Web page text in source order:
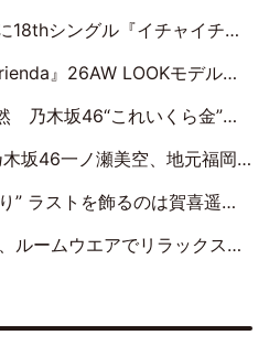
の発売決定！ フォーメーションは『日向坂で会いましょう』にて発表
』26AW LOOKモデルに就任
いくら金”延長中は今回もわちゃわちゃ全開
地元福岡『めんべい25周年トップサポーター』に就任
年ぶりの登場に「5年分大人になった私を見ていただけたら」
「今回のグラビアを見て成長を感じていただけるとうれしい」